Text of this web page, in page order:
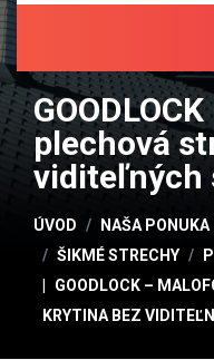
plechová
viditeľných
ÚVOD NAŠA PONUKA
ŠIKMÉ STRECHY
GOODLOCK –
KRYTINA BEZ